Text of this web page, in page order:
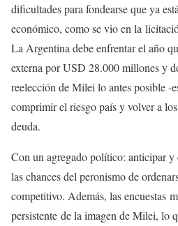
dificultades para fondearse que ya
económico, como se vio en la
La Argentina debe enfrentar el año
externa por USD 28.000 millones y
reelección de Milei lo antes posible -
comprimir el riesgo país y volver a
deuda.
Con un agregado político: anticipar
las chances del peronismo de
competitivo. Además, las encuestas
persistente de la imagen de Milei, lo